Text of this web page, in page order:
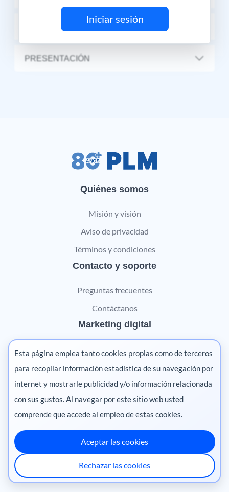
Iniciar sesión
DOSIS Y VÍA DE ADMINISTRACIÓN
PRESENTACIÓN
Quiénes somos
Misión y visión
Aviso de privacidad
Términos y condiciones
Contacto y soporte
Preguntas frecuentes
Contáctanos
Marketing digital
Pharma
Salud animal
Salud vegetal
México
·
Ecuador·Perú·
Centroamérica
Chile
Esta página emplea tanto cookies propias como de terceros
para recopilar información estadística de su navegación por
internet y mostrarle publicidad y/o información relacionada
con sus gustos. Al navegar por este sitio web usted
comprende que accede al empleo de estas cookies.
Aceptar las cookies
Rechazar las cookies